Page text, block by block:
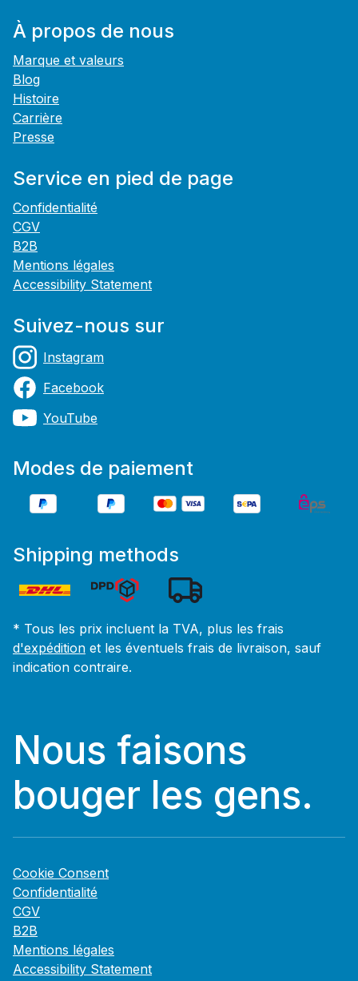
À propos de nous
Marque et valeurs
Blog
Histoire
Carrière
Presse
Service en pied de page
Confidentialité
CGV
B2B
Mentions légales
Accessibility Statement
Suivez-nous sur
Instagram
Facebook
YouTube
Modes de paiement
Shipping methods
* Tous les prix incluent la TVA, plus les frais
d'expédition et les éventuels frais de livraison, sauf
indication contraire.
Nous faisons
bouger les gens.
Cookie Consent
Confidentialité
CGV
B2B
Mentions légales
Accessibility Statement